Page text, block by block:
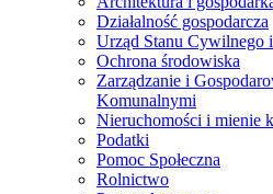
Działalność gospodarcza
Urząd Stanu Cywilnego
Ochrona środowiska
Zarządzanie i
Komunalnymi
Nieruchomości i mienie
Podatki
Pomoc Społeczna
Rolnictwo